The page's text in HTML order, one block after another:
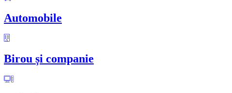
Automobile
Birou și companie